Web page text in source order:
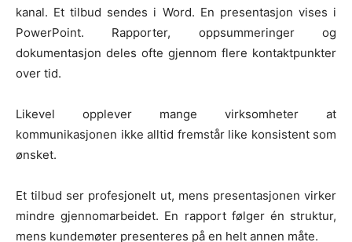
kanal. Et tilbud sendes i Word. En presentasjon vises i
PowerPoint. Rapporter, oppsummeringer og
dokumentasjon deles ofte gjennom flere kontaktpunkter
over tid.
Likevel opplever mange virksomheter at
kommunikasjonen ikke alltid fremstår like konsistent som
ønsket.
Et tilbud ser profesjonelt ut, mens presentasjonen virker
mindre gjennomarbeidet. En rapport følger én struktur,
mens kundemøter presenteres på en helt annen måte.